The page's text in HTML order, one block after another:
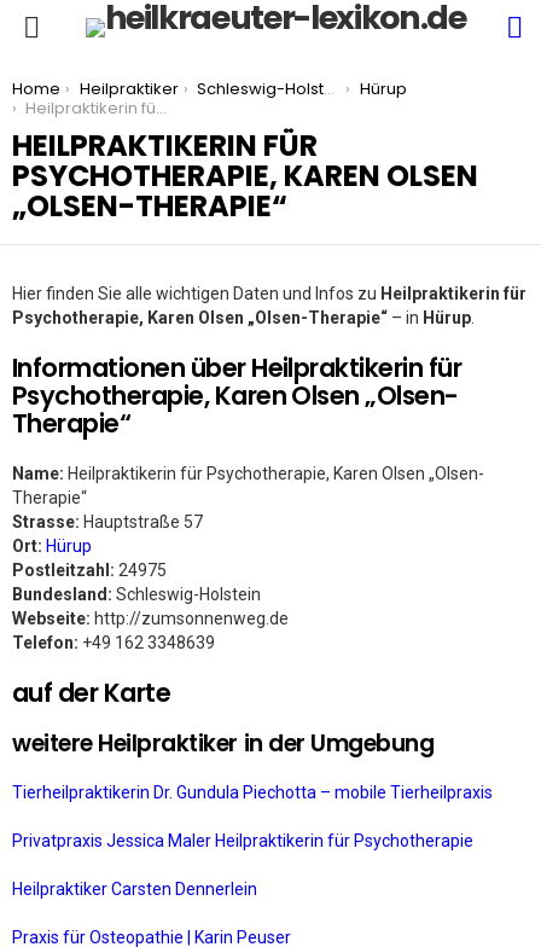
You are here:
Home Heilpraktiker Schleswig-Holstein
Hürup
Heilpraktikerin für Psychotherapie, Karen Olsen „Olsen-Therapie“
HEILPRAKTIKERIN FÜR
PSYCHOTHERAPIE, KAREN OLSEN
„OLSEN-THERAPIE“
Hier finden Sie alle wichtigen Daten und Infos zu Heilpraktikerin für
Psychotherapie, Karen Olsen „Olsen-Therapie“ – in Hürup
Informationen über Heilpraktikerin für
Psychotherapie, Karen Olsen „Olsen-
Therapie“
Name: Heilpraktikerin für Psychotherapie, Karen Olsen „Olsen-
Therapie“
Strasse: Hauptstraße 57
Ort: Hürup
Postleitzahl: 24975
Bundesland: Schleswig-Holstein
Webseite: http://zumsonnenweg.de
Telefon: +49 162 3348639
auf der Karte
weitere Heilpraktiker in der Umgebung
Tierheilpraktikerin Dr. Gundula Piechotta – mobile Tierheilpraxis
Privatpraxis Jessica Maler Heilpraktikerin für Psychotherapie
Heilpraktiker Carsten Dennerlein
Praxis für Osteopathie | Karin Peuser